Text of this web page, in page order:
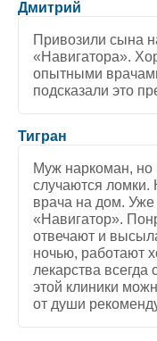
Дмитрий
Привозили сына
«Навигатора».
опытными
подсказали это
Тигран
Муж наркоман, но
случаются ломки.
врача на дом.
«Навигатор».
отвечают и
ночью, работают
лекарства всегда
этой клиники
от души